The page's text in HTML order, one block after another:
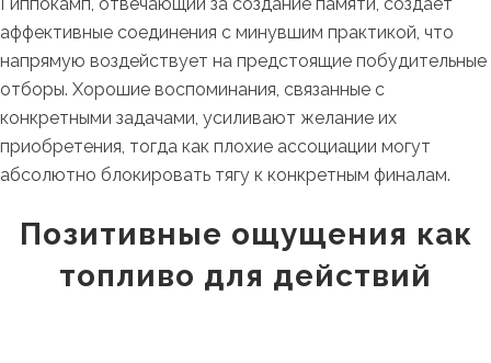
аффективные соединения с минувшим практикой, что
напрямую воздействует на предстоящие побудительные
отборы. Хорошие воспоминания, связанные с
конкретными задачами, усиливают желание их
приобретения, тогда как плохие ассоциации могут
абсолютно блокировать тягу к конкретным финалам.
Позитивные ощущения как
топливо для действий